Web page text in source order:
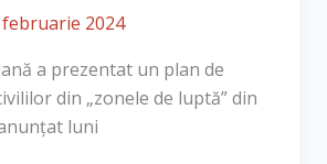
februarie 2024
a prezentat un plan de
din „zonele de luptă” din
luni